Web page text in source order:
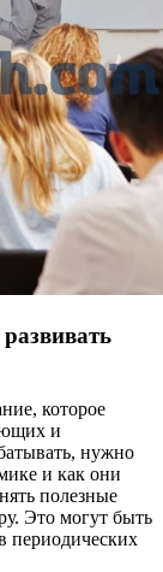
которое
и
нужно
и как они
полезные
Это могут быть
периодических